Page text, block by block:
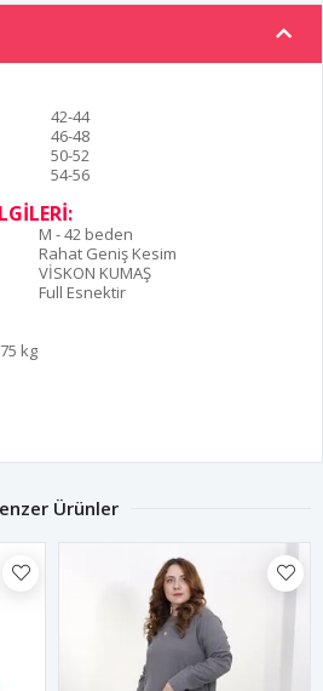
42-44
46-48
50-52
54-56
M - 42 beden
Rahat Geniş Kesim
VİSKON KUMAŞ
Full Esnektir
kg
Ürünler